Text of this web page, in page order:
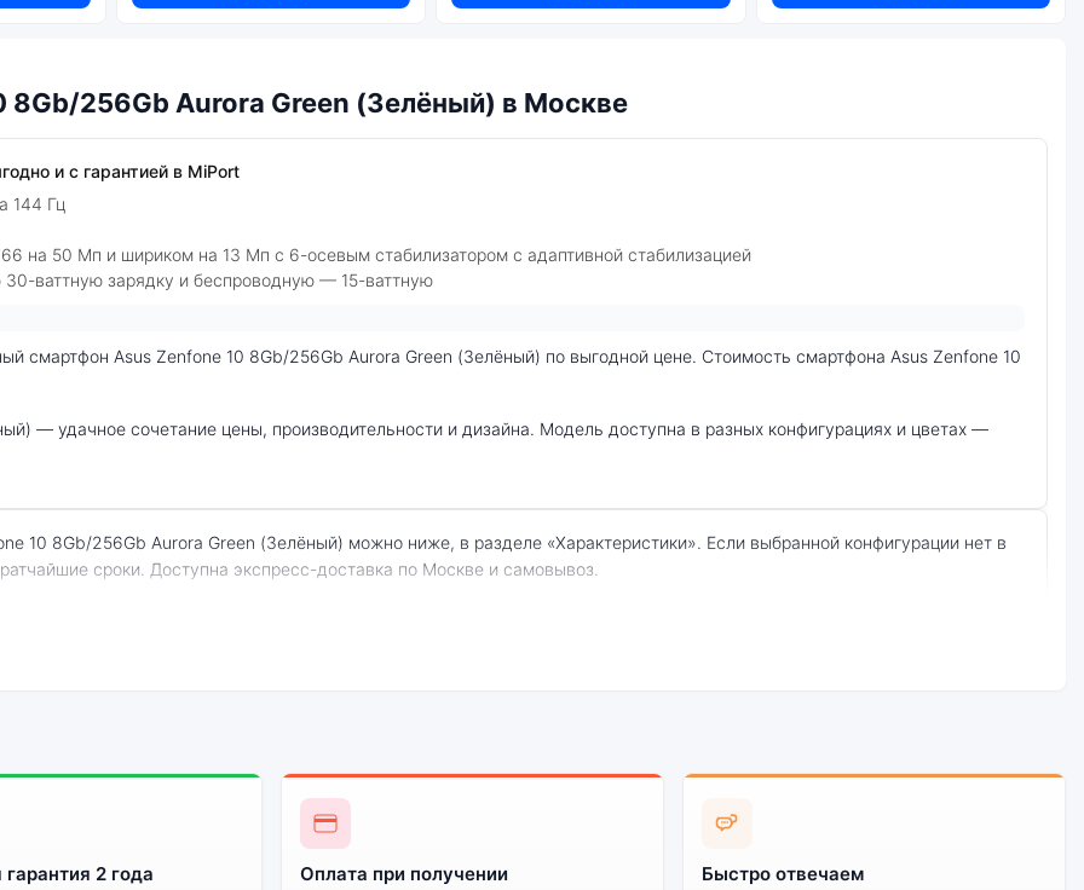
8Gb/256Gb Aurora Green (Зелёный) в Москве
и с гарантией в MiPort
144 Гц
на 50 Мп и шириком на 13 Мп с 6-осевым стабилизатором с адаптивной стабилизацией
ваттную зарядку и беспроводную — 15-ваттную
сроки. Доступна экспресс-доставка по Москве и самовывоз.
оболочка
цветов и моделей
сборки
8Gb/256Gb Aurora
2 года Оплата при получении Быстро отвечаем